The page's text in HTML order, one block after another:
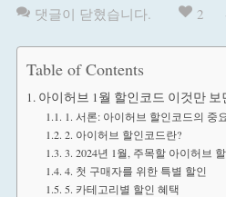
댓글이 닫혔습니다.
2
Table of Contents
아이허브 1월 할인코드 이것만 보
1. 서론: 아이허브 할인코드의 중
2. 아이허브 할인코드란?
3. 2024년 1월, 주목할 아이허브
4. 첫 구매자를 위한 특별 할인
5. 카테고리별 할인 혜택